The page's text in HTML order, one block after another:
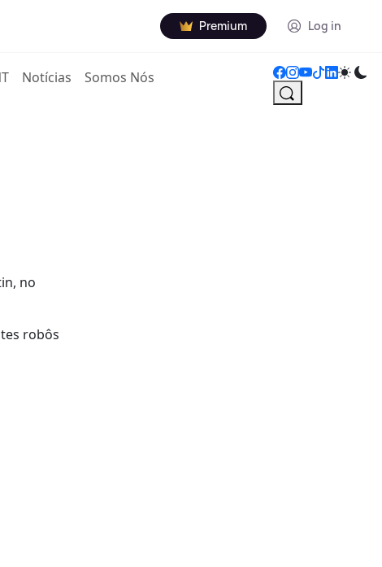
Premium Log in
Notícias Somos Nós
no
robôs